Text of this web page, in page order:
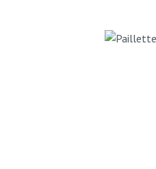
Bildergalerie überspringen